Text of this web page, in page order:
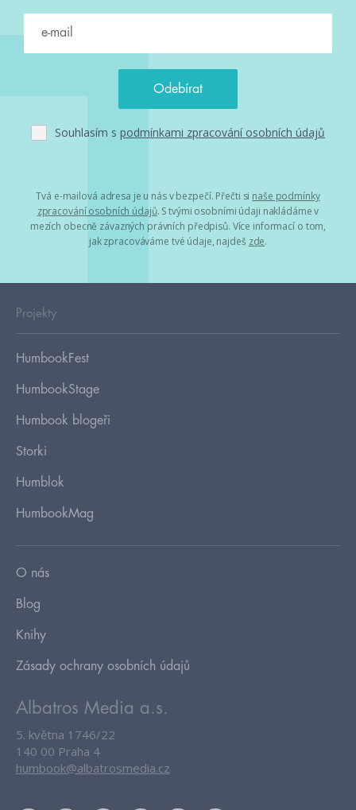
Souhlasím s podmínkami zpracování osobních údajů
Tvá e-mailová adresa je u nás v bezpečí. Přečti si naše podmínky
zpracování osobních údajů. S tvými osobními údaji nakládáme v
mezích obecně závazných právních předpisů. Více informací o tom,
jak zpracováváme tvé údaje, najdeš zde.
Projekty
HumbookFest
HumbookStage
Humbook blogeři
Storki
Humblok
HumbookMag
O nás
Blog
Knihy
Zásady ochrany osobních údajů
Albatros Media a.s.
5. května 1746/22
140 00 Praha 4
humbook@albatrosmedia.cz